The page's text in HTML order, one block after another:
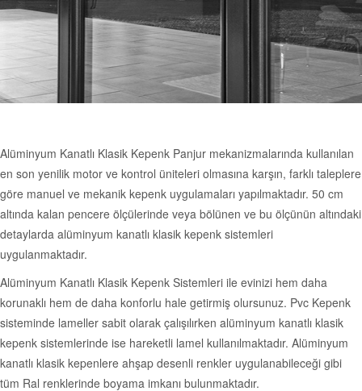
Alüminyum Kanatlı Klasik Kepenk Panjur mekanizmalarında kullanılan
en son yenilik motor ve kontrol üniteleri olmasına karşın, farklı taleplere
göre manuel ve mekanik kepenk uygulamaları yapılmaktadır. 50 cm
altında kalan pencere ölçülerinde veya bölünen ve bu ölçünün altındaki
detaylarda alüminyum kanatlı klasik kepenk sistemleri
uygulanmaktadır.
Alüminyum Kanatlı Klasik Kepenk Sistemleri ile evinizi hem daha
korunaklı hem de daha konforlu hale getirmiş olursunuz. Pvc Kepenk
sisteminde lameller sabit olarak çalışılırken alüminyum kanatlı klasik
kepenk sistemlerinde ise hareketli lamel kullanılmaktadır. Alüminyum
kanatlı klasik kepenlere ahşap desenli renkler uygulanabileceği gibi
tüm Ral renklerinde boyama imkanı bulunmaktadır.